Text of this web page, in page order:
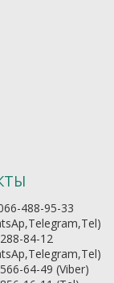
488-95-33
84-12
64-49 (Viber)